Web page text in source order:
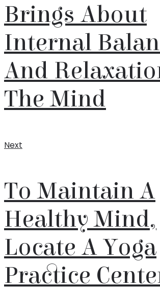
Brings About
Internal
And
The Mind
Next
To Maintain A
Healthy Mind,
Locate A Yoga
Practice